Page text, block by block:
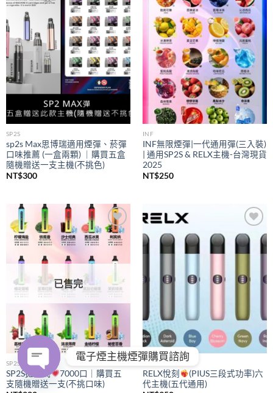
Add to
wishlist
SP2S
sp2s Max思博瑞適用煙彈、菸彈
口味推薦 (一盒兩顆) ｜購買五盒
隨機贈送一支主機(不挑色)
NT$300
Add to
wishlist
INF
INF無限煙彈|一代通用彈(三入裝)
| 通用SP2S & RELX主機-台灣現貨
2025
NT$250
Add to
wishlist
已售完
SP2S
SP2S拋棄式
7000口｜購買五
支隨機贈送一支(不挑口味)
Add to
wishlist
RELX
RELX悅刻
(PIUS三段式功率)六
代主機(五代通用)
電子煙主機煙彈購買諮詢
OPEN